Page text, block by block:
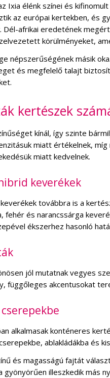
Ixia élénk színei és
az európai kertekben, és
Dél-afrikai eredetének
körülményeket,
népszerűségének másik
és megfelelő talajt
kertészek
kínál, így szinte
miatt értékelnek,
miatt kedvelnek.
keverékek
továbbra is a
fehér és narancssárga
ékszerhez hasonló
jól mutatnak vegyes
függőleges akcentusokat
alkalmasak konténeres
ablakládákba és
és magasságú fajtát
gyönyörűen illeszkedik más